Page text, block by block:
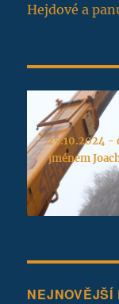
Hejdové a
25.10.2024 -
jménem
NEJNOVĚJŠÍ